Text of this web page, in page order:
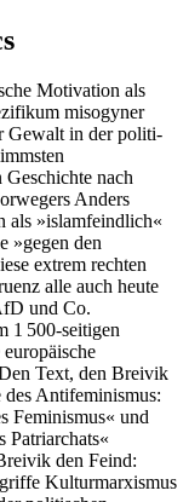
Motivation als
misogyner
Gewalt in der politi­
Geschichte nach
Anders
als »islamfeindlich«
»gegen den
extrem rechten
alle auch heute
und Co.
1 500-seitigen
Text, den Breivik
Antifeminismus:
Feminismus« und
Patriarchats«
den Feind:
Kulturmarxismus